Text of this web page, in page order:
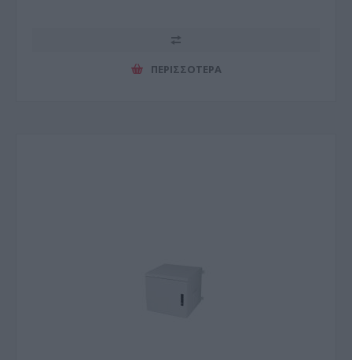
ΠΕΡΙΣΣΌΤΕΡΑ